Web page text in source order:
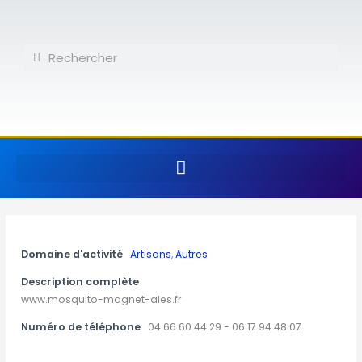
contenuRechercher
Rechercher
Domaine d'activité Artisans,Autres
Description complète
www.mosquito-magnet-ales.fr
Numéro de téléphone 04 66 60 44 29 - 06 17 94 48 07